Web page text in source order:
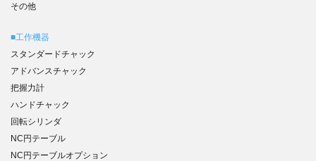
その他
■工作機器
スタンダードチャック
アドバンスチャック
把握力計
ハンドチャック
回転シリンダ
NC円テーブル
NC円テーブルオプション